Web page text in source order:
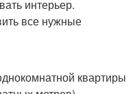
интерьер.
все нужные
квартиры